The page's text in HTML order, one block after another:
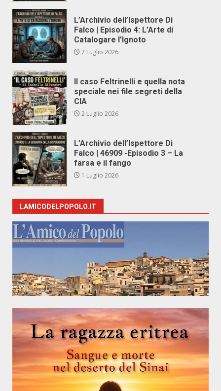
L’Archivio dell’Ispettore Di
Falco | Episodio 4: L’Arte di
Catalogare l’Ignoto
7 Luglio 2026
Il caso Feltrinelli e quella nota
speciale nei file segreti della
CIA
2 Luglio 2026
L’Archivio dell’Ispettore Di
Falco | 46909 -Episodio 3 – La
farsa e il fango
1 Luglio 2026
LAMICODELPOPOLO.IT